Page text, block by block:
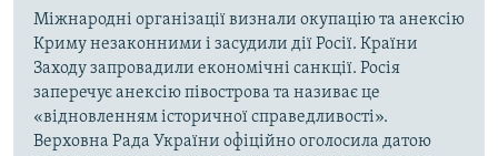
Міжнародні організації визнали окупацію та анексію
Криму незаконними і засудили дії Росії. Країни
Заходу запровадили економічні санкції. Росія
заперечує анексію півострова та називає це
«відновленням історичної справедливості».
Верховна Рада України офіційно оголосила датою